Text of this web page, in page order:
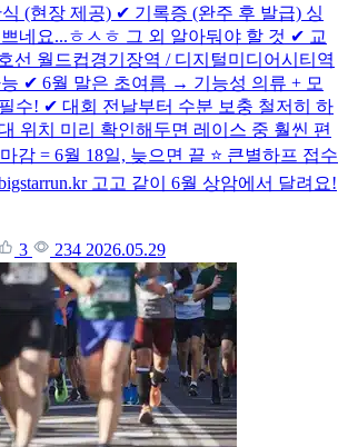
(현장 제공) ✔ 기록증 (완주 후 발급) 싱
네요...ㅎㅅㅎ 그 외 알아둬야 할 것 ✔ 교
선 월드컵경기장역 / 디지털미디어시티역
✔ 6월 말은 초여름 → 기능성 의류 + 모
수! ✔ 대회 전날부터 수분 보충 철저히 하
위치 미리 확인해두면 레이스 중 훨씬 편
감 = 6월 18일, 늦으면 끝 ⭐ 큰별하프 접수
고고 같이 6월 상암에서 달려요!
3 234 2026.05.29